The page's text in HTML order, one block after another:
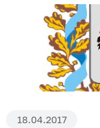
18.04.2017